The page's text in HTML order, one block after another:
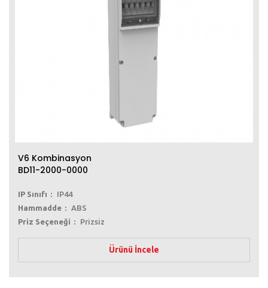
V6 Kombinasyon
BD11-2000-0000
IP Sınıfı
IP44
Hammadde
ABS
Priz Seçeneği
Prizsiz
Ürünü İncele